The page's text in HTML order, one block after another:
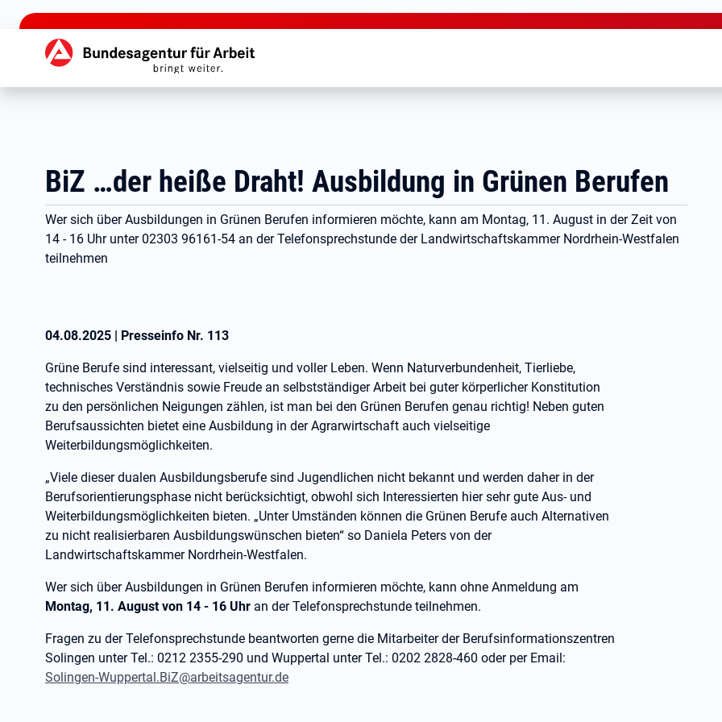
zu den Hauptinhalten springen
Hauptnavigation
BiZ …der heiße Draht! Ausbildung in Grünen Berufen
Wer sich über Ausbildungen in Grünen Berufen informieren möchte, kann am Montag, 11. August in der Zeit von
14 - 16 Uhr unter 02303 96161-54 an der Telefonsprechstunde der Landwirtschaftskammer Nordrhein-Westfalen
teilnehmen
04.08.2025 | Presseinfo Nr. 113
Grüne Berufe sind interessant, vielseitig und voller Leben. Wenn Naturverbundenheit, Tierliebe,
technisches Verständnis sowie Freude an selbstständiger Arbeit bei guter körperlicher Konstitution
zu den persönlichen Neigungen zählen, ist man bei den Grünen Berufen genau richtig! Neben guten
Berufsaussichten bietet eine Ausbildung in der Agrarwirtschaft auch vielseitige
Weiterbildungsmöglichkeiten.
„Viele dieser dualen Ausbildungsberufe sind Jugendlichen nicht bekannt und werden daher in der
Berufsorientierungsphase nicht berücksichtigt, obwohl sich Interessierten hier sehr gute Aus- und
Weiterbildungsmöglichkeiten bieten. „Unter Umständen können die Grünen Berufe auch Alternativen
zu nicht realisierbaren Ausbildungswünschen bieten“ so Daniela Peters von der
Landwirtschaftskammer Nordrhein-Westfalen.
Wer sich über Ausbildungen in Grünen Berufen informieren möchte, kann ohne Anmeldung am
Montag, 11. August von 14 - 16 Uhr an der Telefonsprechstunde teilnehmen.
Fragen zu der Telefonsprechstunde beantworten gerne die Mitarbeiter der Berufsinformationszentren
Solingen unter Tel.: 0212 2355-290 und Wuppertal unter Tel.: 0202 2828-460 oder per Email:
Solingen-Wuppertal.BiZ@arbeitsagentur.de